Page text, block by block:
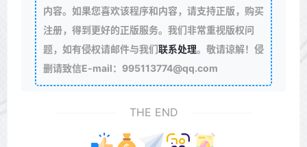
内容。如果您喜欢该程序和内容，请支持正版，购买
注册，得到更好的正版服务。我们非常重视版权问
题，如有侵权请邮件与我们联系处理。敬请谅解！侵
删请致信E-mail：995113774@qq.com
THE END